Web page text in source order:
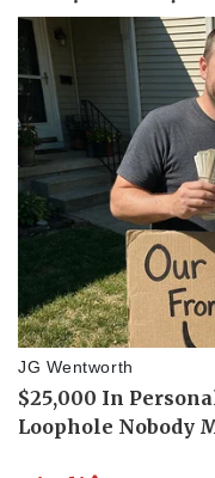
Thế giới thể thao
eSports
Hậu trường